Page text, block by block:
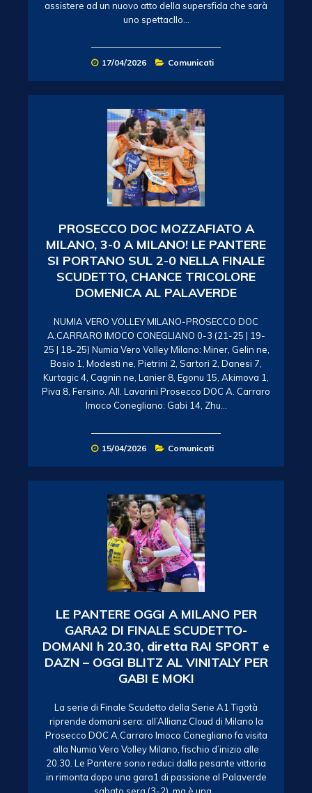
assistere ad un nuovo atto della supersfida che sarà
uno spettacllo…
17/04/2026 Comunicati
PROSECCO DOC MOZZAFIATO A
MILANO, 3-0 A MILANO! LE PANTERE
SI PORTANO SUL 2-0 NELLA FINALE
SCUDETTO, CHANCE TRICOLORE
DOMENICA AL PALAVERDE
NUMIA VERO VOLLEY MILANO-PROSECCO DOC
A.CARRARO IMOCO CONEGLIANO 0-3 (21-25 | 19-
25 | 18-25) Numia Vero Volley Milano: Miner, Gelin ne,
Bosio 1, Modesti ne, Pietrini 2, Sartori 2, Danesi 7,
Kurtagic 4, Cagnin ne, Lanier 8, Egonu 15, Akimova 1,
Piva 8, Fersino. All. Lavarini Prosecco DOC A. Carraro
Imoco Conegliano: Gabi 14, Zhu…
15/04/2026 Comunicati
LE PANTERE OGGI A MILANO PER
GARA2 DI FINALE SCUDETTO-
DOMANI h 20.30, diretta RAI SPORT e
DAZN – OGGI BLITZ AL VINITALY PER
GABI E MOKI
La serie di Finale Scudetto della Serie A1 Tigotà
riprende domani sera: all’Allianz Cloud di Milano la
Prosecco DOC A.Carraro Imoco Conegliano fa visita
alla Numia Vero Volley Milano, fischio d’inizio alle
20.30. Le Pantere sono reduci dalla pesante vittoria
in rimonta dopo una gara1 di passione al Palaverde